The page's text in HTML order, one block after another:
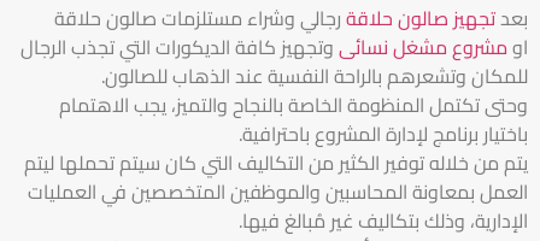
بعدتجهيز صالون حلاقةرجالي وشراء مستلزمات صالون حلاقة
اومشروع مشغل نسائىوتجهيز كافة الديكورات التي تجذب الرجال
للمكان وتشعرهم بالراحة النفسية عند الذهاب للصالون.
وحتى تكتمل المنظومة الخاصة بالنجاح والتميز، يجب الاهتمام
باختيار برنامج لإدارة المشروع باحترافية.
يتم من خلاله توفير الكثير من التكاليف التي كان سيتم تحملها ليتم
العمل بمعاونة المحاسبين والموظفين المتخصصين في العمليات
الإدارية، وذلك بتكاليف غير مُبالغ فيها.